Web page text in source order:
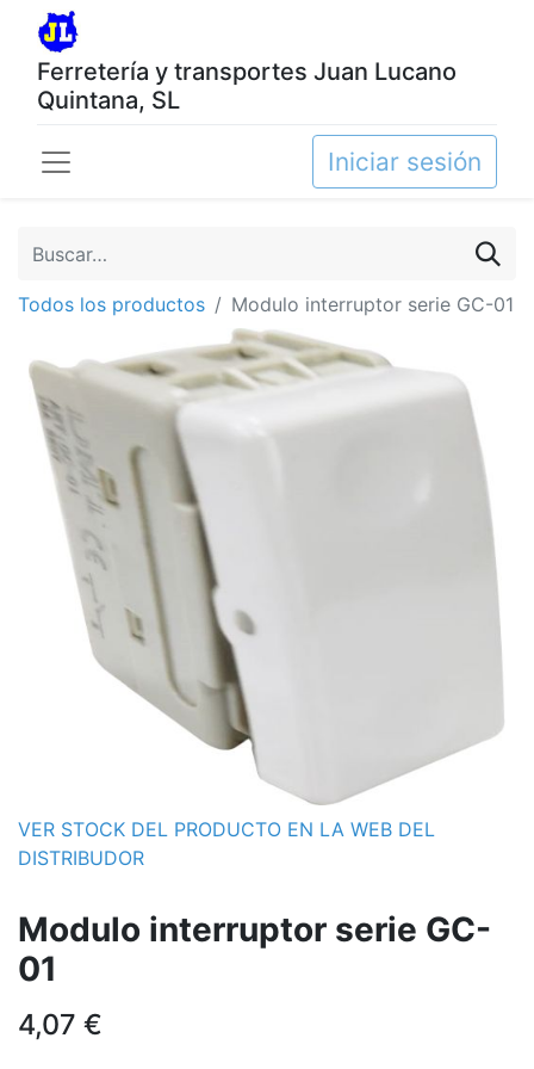
Ferretería y transportes Juan Lucano
Quintana, SL
Iniciar sesión
Todos los productos Modulo interruptor serie GC-01
VER STOCK DEL PRODUCTO EN LA WEB DEL
DISTRIBUDOR
Modulo interruptor serie GC-
01
4,07 €